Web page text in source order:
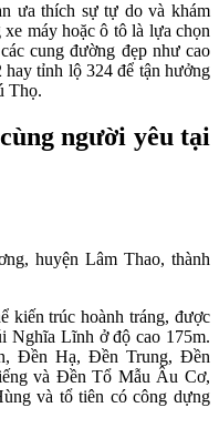
ưa thích sự tự do và khám
máy hoặc ô tô là lựa chọn
cung đường đẹp như cao
tỉnh lộ 324 để tận hưởng
Thọ.
người yêu tại
huyện Lâm Thao, thành
kiến trúc hoành tráng, được
Nghĩa Lĩnh ở độ cao 175m.
Đền Hạ, Đền Trung, Đền
và Đền Tổ Mẫu Âu Cơ,
và tổ tiên có công dựng